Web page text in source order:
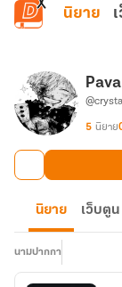
ข้ามไปยังเนื้อหาหลั
นิยาย
5 นิยาย
นิยาย เว็บตูน
นามปากกา